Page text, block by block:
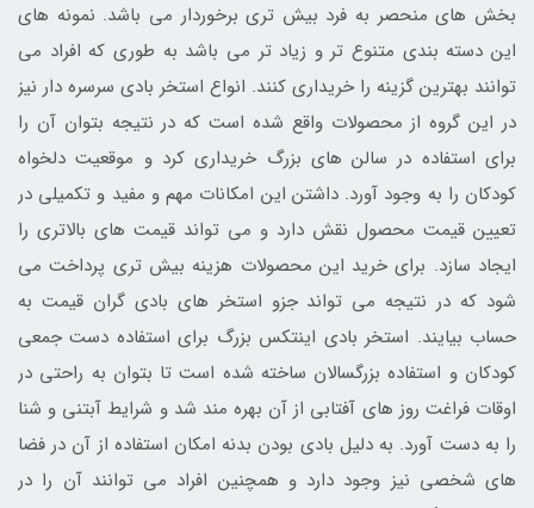
بخش های منحصر به فرد بیش تری برخوردار می باشد. نمونه های
این دسته بندی متنوع تر و زیاد تر می باشد به طوری که افراد می
توانند بهترین گزینه را خریداری کنند. انواع استخر بادی سرسره دار نیز
در این گروه از محصولات واقع شده است که در نتیجه بتوان آن را
برای استفاده در سالن های بزرگ خریداری کرد و موقعیت دلخواه
کودکان را به وجود آورد. داشتن این امکانات مهم و مفید و تکمیلی در
تعیین قیمت محصول نقش دارد و می تواند قیمت های بالاتری را
ایجاد سازد. برای خرید این محصولات هزینه بیش تری پرداخت می
شود که در نتیجه می تواند جزو استخر های بادی گران قیمت به
حساب بیایند. استخر بادی اینتکس بزرگ برای استفاده دست جمعی
کودکان و استفاده بزرگسالان ساخته شده است تا بتوان به راحتی در
اوقات فراغت روز های آفتابی از آن بهره مند شد و شرایط آبتنی و شنا
را به دست آورد. به دلیل بادی بودن بدنه امکان استفاده از آن در فضا
های شخصی نیز وجود دارد و همچنین افراد می توانند آن را در